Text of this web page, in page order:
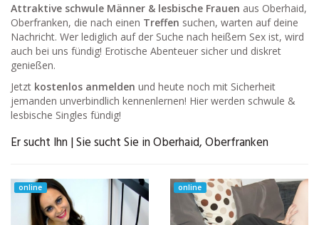
Attraktive schwule Männer & lesbische Frauen aus Oberhaid,
Oberfranken, die nach einen Treffen suchen, warten auf deine
Nachricht. Wer lediglich auf der Suche nach heißem Sex ist, wird
auch bei uns fündig! Erotische Abenteuer sicher und diskret
genießen.
Jetzt kostenlos anmelden und heute noch mit Sicherheit
jemanden unverbindlich kennenlernen! Hier werden schwule &
lesbische Singles fündig!
Er sucht Ihn | Sie sucht Sie in Oberhaid, Oberfranken
online online